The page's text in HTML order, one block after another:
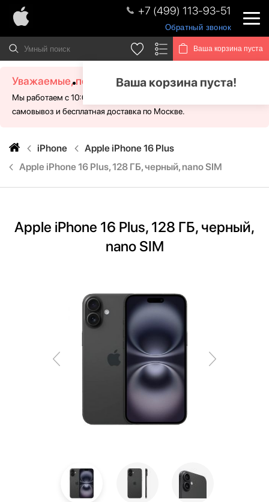
+7 (499) 113-93-51
Обратный звонок
Ваша корзина пуста
Ваша корзина пуста!
Уважаемые, посетители!
Мы работаем с 10:00 - 21:00 без выходных. Для Вас доступен
самовывоз и бесплатная доставка по Москве.
iPhone
Apple iPhone 16 Plus
Apple iPhone 16 Plus, 128 ГБ, черный, nano SIM
Apple iPhone 16 Plus, 128 ГБ, черный,
nano SIM